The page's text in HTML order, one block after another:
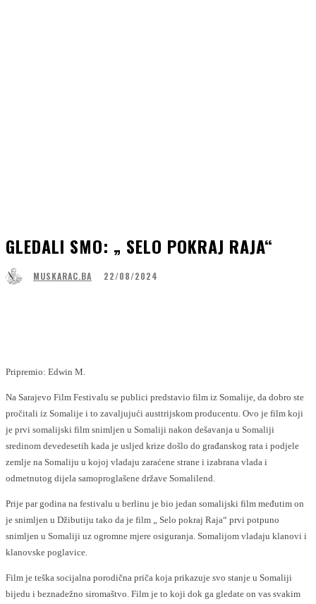
GLEDALI SMO: „ SELO POKRAJ RAJA“
MUSKARAC.BA 22/08/2024
Pripremio: Edwin M.
Na Sarajevo Film Festivalu se publici predstavio film iz Somalije, da dobro ste
pročitali iz Somalije i to zavaljujući austtrijskom producentu. Ovo je film koji
je prvi somalijski film snimljen u Somaliji nakon dešavanja u Somaliji
sredinom devedesetih kada je usljed krize došlo do građanskog rata i podjele
zemlje na Somaliju u kojoj vladaju zaraćene strane i izabrana vlada i
odmetnutog dijela samoproglašene države Somalilend.
Prije par godina na festivalu u berlinu je bio jedan somalijski film međutim on
je snimljen u Džibutiju tako da je film „ Selo pokraj Raja“ prvi potpuno
snimljen u Somaliji uz ogromne mjere osiguranja. Somalijom vladaju klanovi i
klanovske poglavice.
Film je teška socijalna porodična priča koja prikazuje svo stanje u Somaliji
bijedu i beznadežno siromaštvo. Film je to koji dok ga gledate on vas svakim